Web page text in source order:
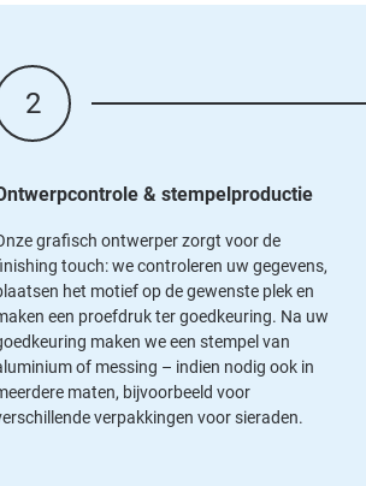
2
& stempelproductie
grafisch ontwerper zorgt voor de
touch: we controleren uw gegevens,
het motief op de gewenste plek en
een proefdruk ter goedkeuring. Na uw
maken we een stempel van
of messing – indien nodig ook in
maten, bijvoorbeeld voor
verpakkingen voor sieraden.